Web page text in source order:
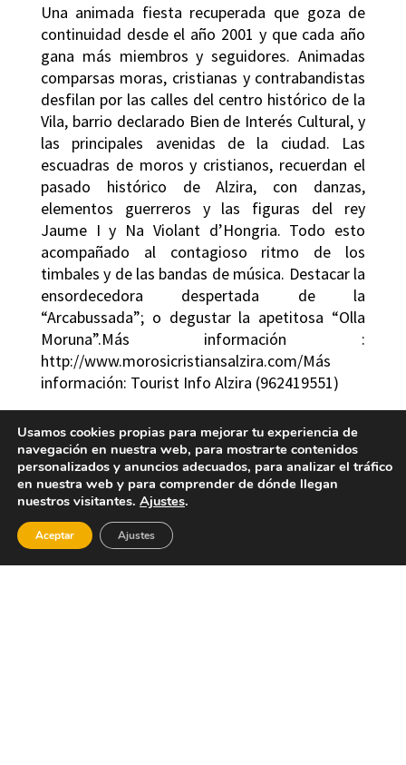
Una animada fiesta recuperada que goza de
continuidad desde el año 2001 y que cada año
gana más miembros y seguidores. Animadas
comparsas moras, cristianas y contrabandistas
desfilan por las calles del centro histórico de la
Vila, barrio declarado Bien de Interés Cultural, y
las principales avenidas de la ciudad. Las
escuadras de moros y cristianos, recuerdan el
pasado histórico de Alzira, con danzas,
elementos guerreros y las figuras del rey
Jaume I y Na Violant d’Hongria. Todo esto
acompañado al contagioso ritmo de los
timbales y de las bandas de música. Destacar la
ensordecedora despertada de la
“Arcabussada”; o degustar la apetitosa “Olla
Moruna”.Más información :
http://www.morosicristiansalzira.com/Más
información: Tourist Info Alzira (962419551)
Usamos cookies propias para mejorar tu experiencia de
navegación en nuestra web, para mostrarte contenidos
personalizados y anuncios adecuados, para analizar el tráfico
en nuestra web y para comprender de dónde llegan
nuestros visitantes. Ajustes.
Aceptar Ajustes